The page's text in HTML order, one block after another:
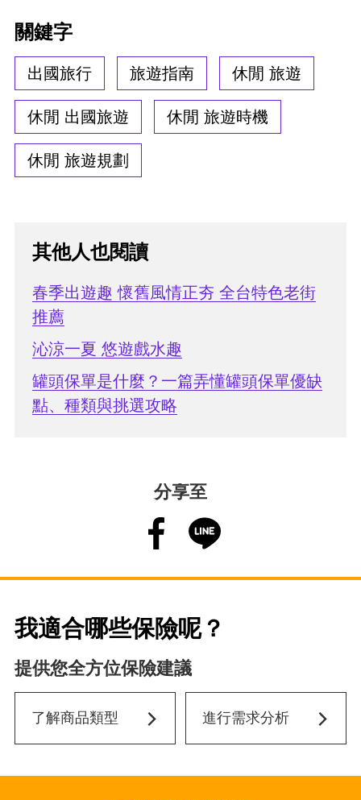
關鍵字
出國旅行 旅遊指南 休閒 旅遊
休閒 出國旅遊 休閒 旅遊時機
休閒 旅遊規劃
其他人也閱讀
春季出遊趣 懷舊風情正夯 全台特色老街
推薦
沁涼一夏 悠遊戲水趣
罐頭保單是什麼？一篇弄懂罐頭保單優缺
點、種類與挑選攻略
分享至
我適合哪些保險呢？
提供您全方位保險建議
了解商品類型 進行需求分析